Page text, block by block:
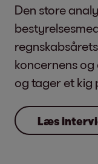
Den store
koncernens
og tager et kig
Læs